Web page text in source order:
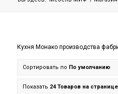
Кухня Монако производства
Сортировать по По умолчанию
Показать 24 Товаров на странице